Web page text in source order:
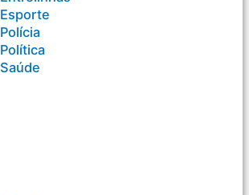
Esporte
Polícia
Política
Saúde